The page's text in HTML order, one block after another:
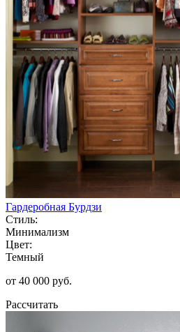
Гардеробная Бурдзи
Стиль:
Минимализм
Цвет:
Темный
от 40 000 руб.
Рассчитать